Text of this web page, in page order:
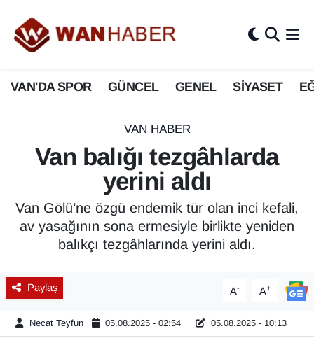
VAN'DA SPOR GÜNCEL GENEL SİYASET
VAN HABER
Van balığı tezgâhlarda
yerini aldı
Van Gölü’ne özgü endemik tür olan inci kefali,
av yasağının sona ermesiyle birlikte yeniden
balıkçı tezgâhlarında yerini aldı.
Paylaş A- A+
Necat Teyfun 05.08.2025 - 02:54 05.08.2025 - 10:13
3.SAYFA
ASAYİŞ
BİLİM VE TEKNOLOJİ
Biyografi
Bölge Haberleri
ÇEVRE
Dernekler, Odalar
Diğer
Van Nöbetçi Eczaneler
Van Hava Durumu
Van Namaz Vakitleri
Van Trafik Yoğunluk Haritası
Süper Lig Puan Durumu ve Fikstür
Tüm Manşetler
Haber Arşivi